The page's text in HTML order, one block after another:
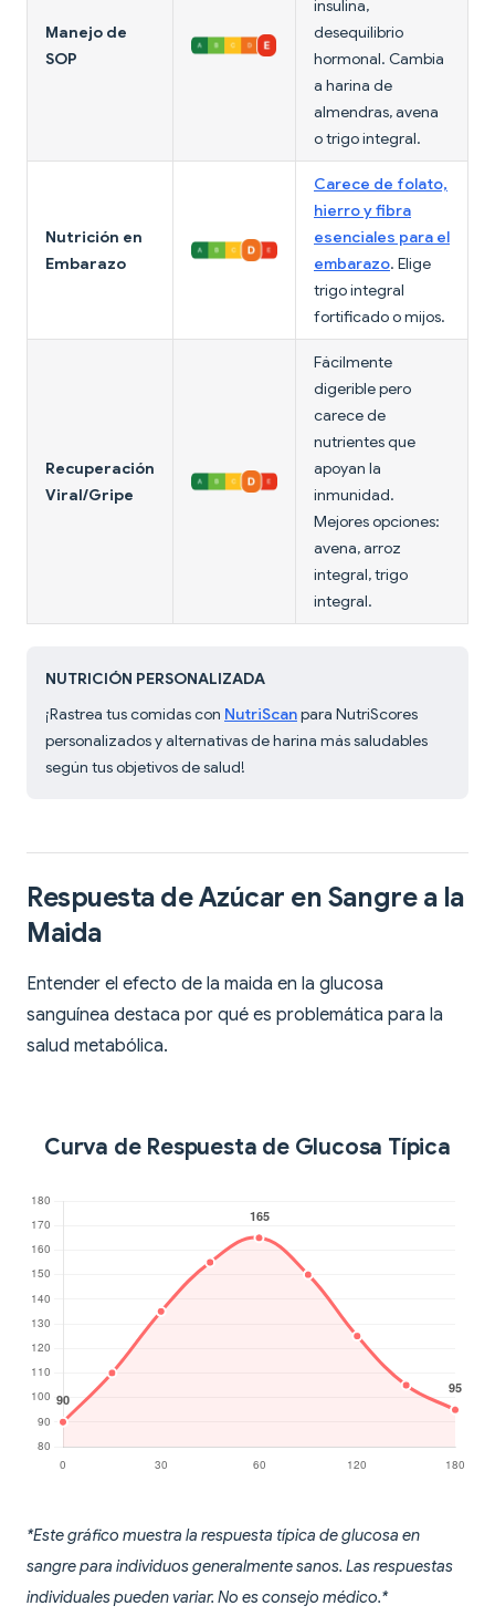
Manejo de
SOP
insulina,
desequilibrio
hormonal. Cambia
a harina de
almendras, avena
o trigo integral.
Nutrición en
Embarazo
Carece de folato,
hierro y fibra
esenciales para el
embarazo. Elige
trigo integral
fortificado o mijos.
Recuperación
Viral/Gripe
Fácilmente
digerible pero
carece de
nutrientes que
apoyan la
inmunidad.
Mejores opciones:
avena, arroz
integral, trigo
integral.
NUTRICIÓN PERSONALIZADA
¡Rastrea tus comidas con NutriScanpara NutriScores
personalizados y alternativas de harina más saludables
según tus objetivos de salud!
Respuesta de Azúcar en Sangre a la
Maida
Entender el efecto de la maida en la glucosa
sanguínea destaca por qué es problemática para la
salud metabólica.
Curva de Respuesta de Glucosa Típica
*Este gráfico muestra la respuesta típica de glucosa en
sangre para individuos generalmente sanos. Las respuestas
individuales pueden variar. No es consejo médico.*